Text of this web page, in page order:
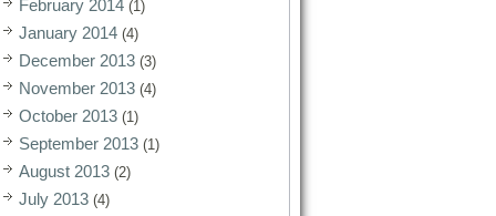
February 2014 (1)
January 2014 (4)
December 2013 (3)
November 2013 (4)
October 2013 (1)
September 2013 (1)
August 2013 (2)
July 2013 (4)